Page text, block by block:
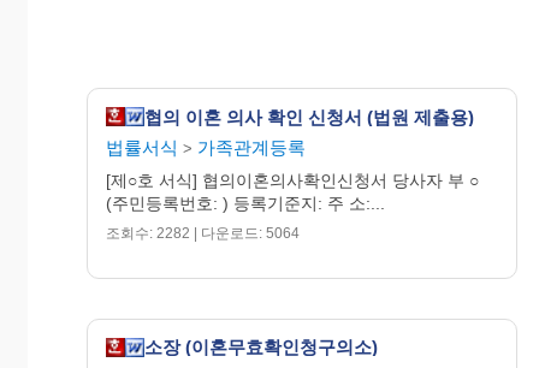
협의 이혼 의사 확인 신청서 (법원 제출용)
법률서식 > 가족관계등록
[제○호 서식] 협의이혼의사확인신청서 당사자 부 ○
(주민등록번호: ) 등록기준지: 주 소:...
조회수: 2282 | 다운로드: 5064
소장 (이혼무효확인청구의소)